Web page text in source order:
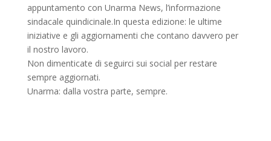
appuntamento con Unarma News, l’informazione
sindacale quindicinale.In questa edizione: le ultime
iniziative e gli aggiornamenti che contano davvero per
il nostro lavoro.
Non dimenticate di seguirci sui social per restare
sempre aggiornati.
Unarma: dalla vostra parte, sempre.